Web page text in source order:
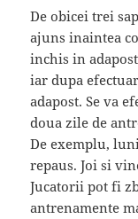
De obicei trei
ajuns inaintea
inchis in
iar dupa
adapost. Se va
doua zile de
De exemplu,
repaus. Joi si
Jucatorii pot fi
antrenamente